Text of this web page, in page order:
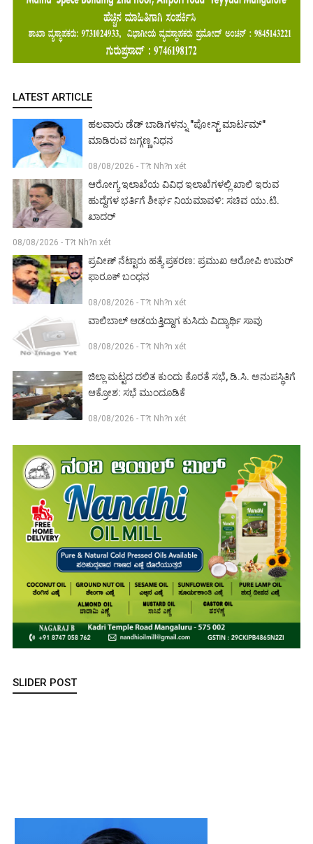
LATEST ARTICLE
ಹಲವಾರು ಡೆಡ್ ಬಾಡಿಗಳನ್ನು "ಪೋಸ್ಟ್ ಮಾರ್ಟಮ್"
ಮಾಡಿರುವ ಜಗ್ಗಣ್ಣ ನಿಧನ
08/08/2026 - T?t Nh?n xét
ಆರೋಗ್ಯ ಇಲಾಖೆಯ ವಿವಿಧ ಇಲಾಖೆಗಳಲ್ಲಿ ಖಾಲಿ ಇರುವ
ಹುದ್ದೆಗಳ ಭರ್ತಿಗೆ ಶೀರ್ಘ ನಿಯಮಾವಳಿ: ಸಚಿವ ಯು.ಟಿ.
ಖಾದರ್
08/08/2026 - T?t Nh?n xét
ಪ್ರವೀಣ್ ನೆಟ್ಟಾರು ಹತ್ಯೆ ಪ್ರಕರಣ: ಪ್ರಮುಖ ಆರೋಪಿ ಉಮರ್
ಫಾರೂಕ್ ಬಂಧನ
08/08/2026 - T?t Nh?n xét
ವಾಲಿಬಾಲ್ ಆಡಯತ್ತಿದ್ದಾಗ ಕುಸಿದು ವಿದ್ಯಾರ್ಥಿ ಸಾವು
08/08/2026 - T?t Nh?n xét
ಜಿಲ್ಲಾ ಮಟ್ಟದ ದಲಿತ ಕುಂದು ಕೊರತೆ ಸಭೆ, ಡಿ.ಸಿ. ಅನುಪಸ್ಥಿತಿಗೆ
ಆಕ್ರೋಶ: ಸಭೆ ಮುಂದೂಡಿಕೆ
08/08/2026 - T?t Nh?n xét
SLIDER POST